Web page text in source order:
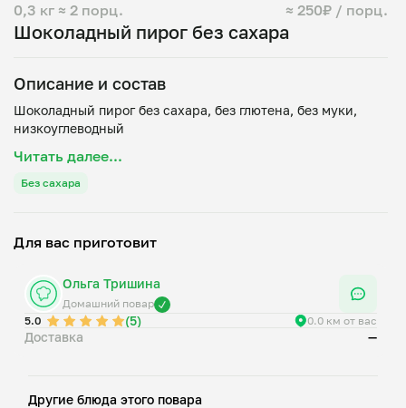
Шоколадный пирог без сахара
0,3 кг ≈ 2 порц. ≈ 250₽ / порц.
Описание и состав
Шоколадный пирог без сахара, без глютена, без муки,
Читать далее...
Без сахара
Для вас приготовит
Ольга Тришина
Домашний повар
5.0
(5) 0.0 км от вас
Доставка —
Другие блюда этого повара